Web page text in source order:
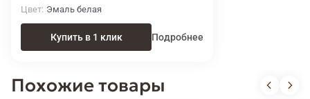
Цвет Эмаль белая
Купить в 1 клик Подробнее
Похожие товары